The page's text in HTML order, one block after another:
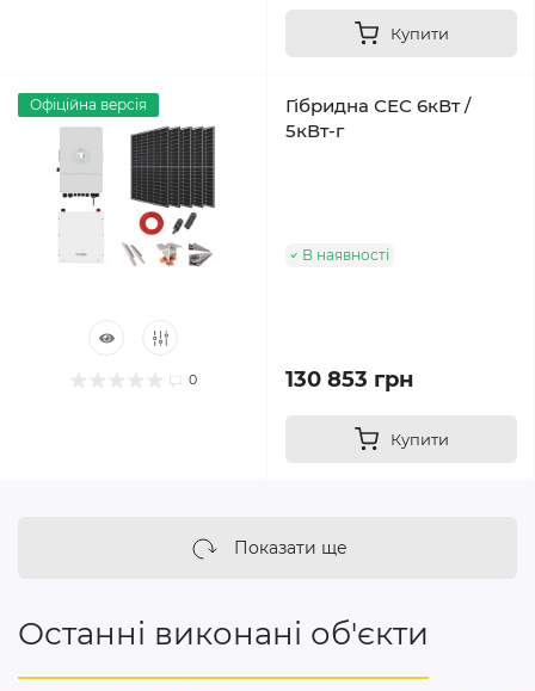
Купити
Офіційна версія
0
Гібридна СЕС 6кВт /
5кВт-г
В наявності
130 853 грн
Купити
Показати ще
Останні виконані об'єкти